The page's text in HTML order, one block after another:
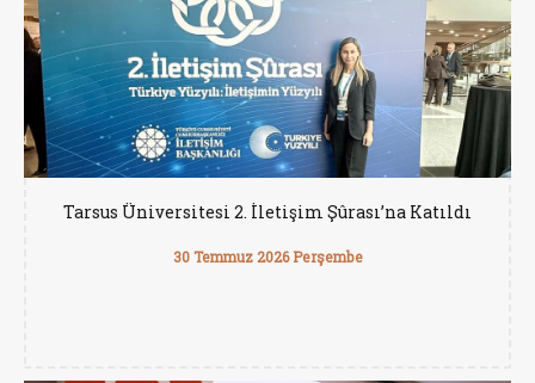
Tarsus Üniversitesi 2. İletişim Şûrası’na Katıldı
30 Temmuz 2026 Perşembe